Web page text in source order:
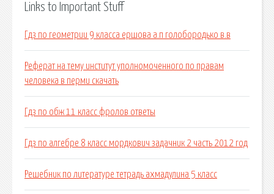
Links to Important Stuff
Гдз по геометрии 9 класса ершова а.п голобородько в.в
Реферат на тему институт уполномоченного по правам
человека в перми скачать
Гдз по обж 11 класс фролов ответы
Гдз по алгебре 8 класс мордкович задачник 2 часть 2012 год
Решебник по литературе тетрадь ахмадулина 5 класс